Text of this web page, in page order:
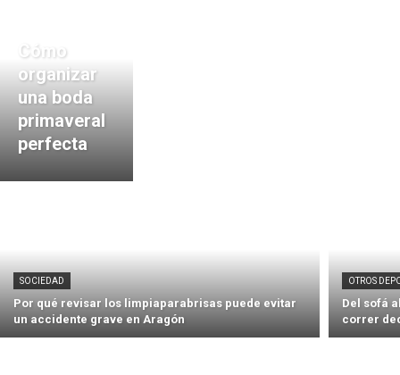
Cómo
organizar
una boda
primaveral
perfecta
SOCIEDAD
Por qué revisar los limpiaparabrisas puede evitar
un accidente grave en Aragón
OTROS
Del sofá
correr